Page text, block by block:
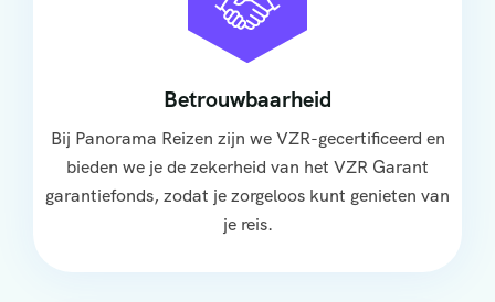
Betrouwbaarheid
Bij Panorama Reizen zijn we VZR-gecertificeerd en
bieden we je de zekerheid van het VZR Garant
garantiefonds, zodat je zorgeloos kunt genieten van
je reis.